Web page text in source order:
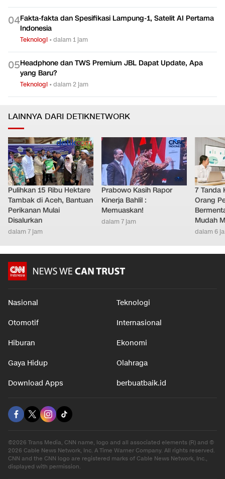
04Fakta-fakta dan Spesifikasi Lampung-1, Satelit AI Pertama
Indonesia
Teknologi •dalam 1 jam
05Headphone dan TWS Premium JBL Dapat Update, Apa
yang Baru?
Teknologi •dalam 2 jam
LAINNYA DARI DETIKNETWORK
Pulihkan 15 Ribu Hektare
Tambak di Aceh, Bantuan
Perikanan Mulai
Disalurkan
dalam 7 jam
Prabowo Kasih Rapor
Kinerja Bahlil :
Memuaskan!
dalam 7 jam
7 Tanda
Orang
Mudah
dalam 6
Nasional Teknologi
Otomotif Internasional
Hiburan Ekonomi
Gaya Hidup Olahraga
Download Apps berbuatbaik.id
©2026 Trans Media, CNN name, logo and all associated elements (R) and ©
2026 Cable News Network, Inc. A Time Warner Company. All rights reserved.
CNN and the CNN logo are registered marks of Cable News Network, Inc.,
displayed with permission.